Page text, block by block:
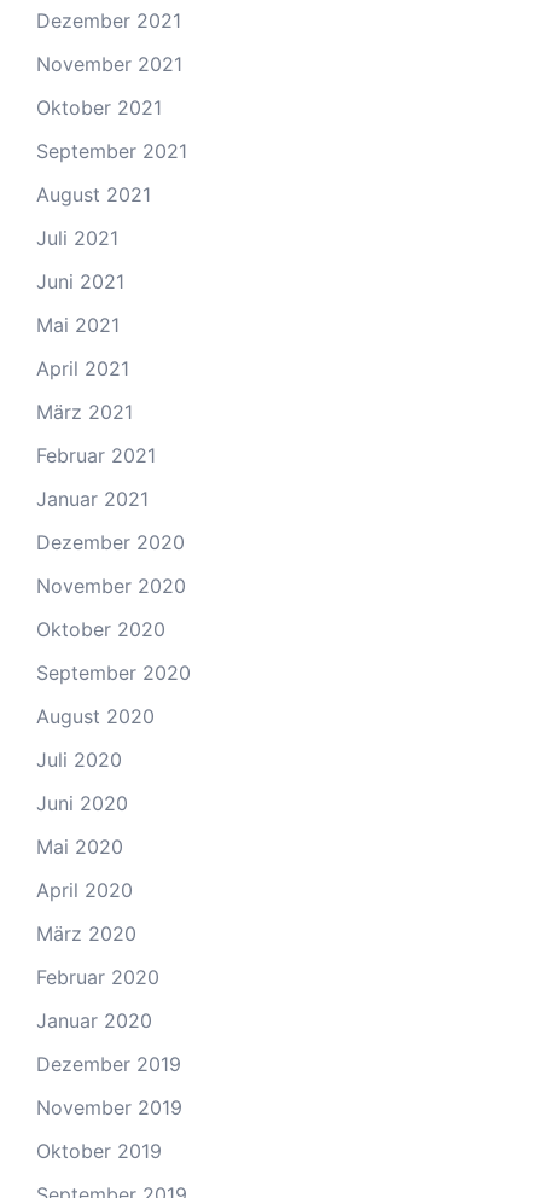
Dezember 2021
November 2021
Oktober 2021
September 2021
August 2021
Juli 2021
Juni 2021
Mai 2021
April 2021
März 2021
Februar 2021
Januar 2021
Dezember 2020
November 2020
Oktober 2020
September 2020
August 2020
Juli 2020
Juni 2020
Mai 2020
April 2020
März 2020
Februar 2020
Januar 2020
Dezember 2019
November 2019
Oktober 2019